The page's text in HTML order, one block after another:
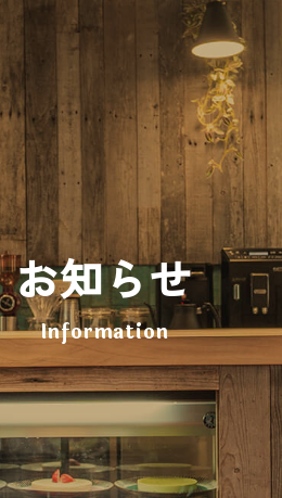
お知らせ
Information